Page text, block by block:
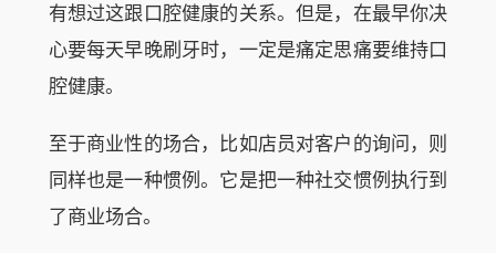
有想过这跟口腔健康的关系。但是，在最早你决
心要每天早晚刷牙时，一定是痛定思痛要维持口
腔健康。
至于商业性的场合，比如店员对客户的询问，则
同样也是一种惯例。它是把一种社交惯例执行到
了商业场合。